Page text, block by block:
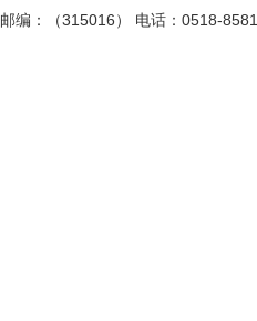
邮编：（315016） 电话：0518-